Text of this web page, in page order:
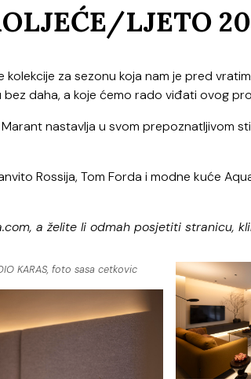
LJETO
za sezonu koja nam je pred
daha, a koje ćemo rado viđati ovog
nastavlja u svom prepoznatljivom
Rossija, Tom Forda i modne kuće
a želite li odmah posjetiti stranicu,
KARAS, foto sasa cetkovic